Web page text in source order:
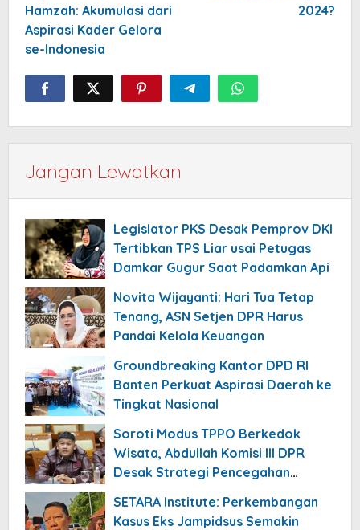
Hamzah: Akumulasi dari
Aspirasi Kader Gelora
se-Indonesia
2024?
Jangan Lewatkan
Legislator PKS Desak Pemprov DKI
Tertibkan TPS Liar usai Petugas
Damkar Gugur Saat Padamkan Api
Novita Wijayanti: Hari Tua Tetap
Tenang, ASN Setjen DPR Harus
Pandai Kelola Keuangan
Groundbreaking Kantor DPD RI
Banten Perkuat Aspirasi Daerah ke
Tingkat Nasional
Soroti Modus TPPO Berkedok
Wisata, Abdullah Komisi III DPR
Desak Strategi Pencegahan
SETARA Institute: Perkembangan
Kasus Eks Jampidsus Semakin